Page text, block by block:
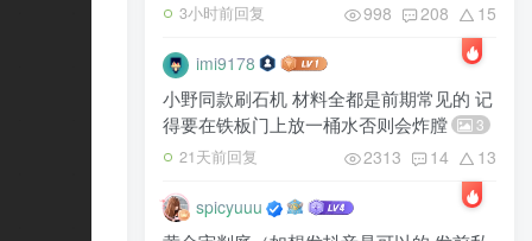
3小时前回复 998 208 15
imi9178
小野同款刷石机 材料全都是前期常见的 记
得要在铁板门上放一桶水否则会炸膛
3
21天前回复 2313 14 13
spicyuuu